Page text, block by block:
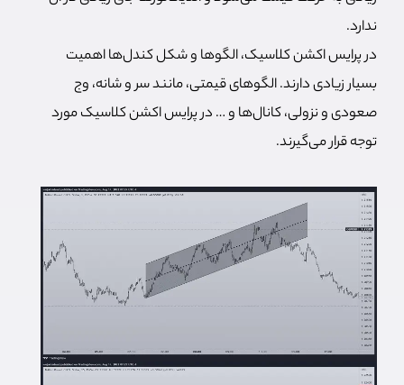
ندارد.
در پرایس اکشن کلاسیک، الگوها و شکل کندل‌ها اهمیت
بسیار زیادی دارند. الگوهای قیمتی، مانند سر و شانه، وج
صعودی و نزولی، کانال‌ها و … در پرایس اکشن کلاسیک مورد
توجه قرار می‌گیرند.